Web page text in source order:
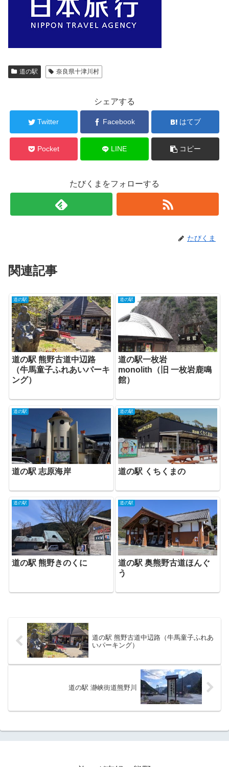
道の駅 奈良県十津川村
シェアする
Twitter Facebook はてブ
Pocket LINE コピー
たびくまをフォローする
たびくま
関連記事
道の駅
道の駅 熊野古道中辺路
（牛馬童子ふれあいパーキ
ング）
道の駅
道の駅一枚岩
monolith（旧 一枚岩鹿鳴
館）
道の駅
道の駅 志原海岸
道の駅
道の駅 くちくまの
道の駅
道の駅 熊野きのくに
道の駅
道の駅 奥熊野古道ほんぐ
う
道の駅 熊野古道中辺路（牛馬童子ふれあ
いパーキング）
道の駅 瀞峡街道熊野川